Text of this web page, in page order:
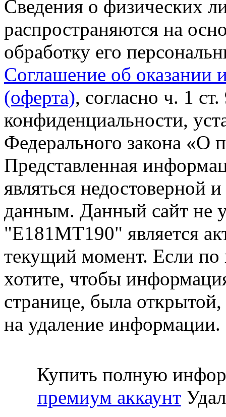
Сведения о физических
распространяются на
обработку его
Соглашение об оказании
(оферта), согласно ч. 1
конфиденциальности,
Федерального закона «О
Представленная
являться недостоверной
данным. Данный сайт не
"Е181МТ190" является
текущий момент. Если
хотите, чтобы
странице, была открытой,
на удаление информации.
Купить полную
премиум аккаунт